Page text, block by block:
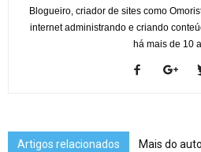
Blogueiro, criador de sites como
internet administrando e criando
há mais de 10
Artigos relacionados Mais do